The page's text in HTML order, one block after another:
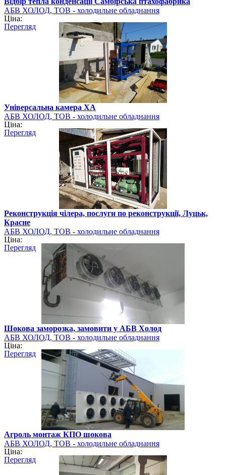
АБВ ХОЛОД, ТОВ - холодильне обладнання
Ціна:
Перегляд
Універсальна камера ХА
АБВ ХОЛОД, ТОВ - холодильне обладнання
Ціна:
Перегляд
Реконструкція чілера, послуги по реконструкції, Луцьк,
Красне
АБВ ХОЛОД, ТОВ - холодильне обладнання
Ціна:
Перегляд
Шокова заморозка, замовити у АБВ Холод
АБВ ХОЛОД, ТОВ - холодильне обладнання
Ціна:
Перегляд
Агроль монтаж КПО шокова
АБВ ХОЛОД, ТОВ - холодильне обладнання
Ціна:
Перегляд